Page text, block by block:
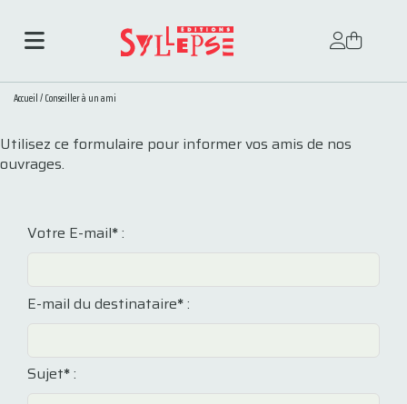
Accueil/Conseiller à un ami
Utilisez ce formulaire pour informer vos amis de nos
ouvrages.
Votre E-mail*:
E-mail du destinataire*:
Sujet*: